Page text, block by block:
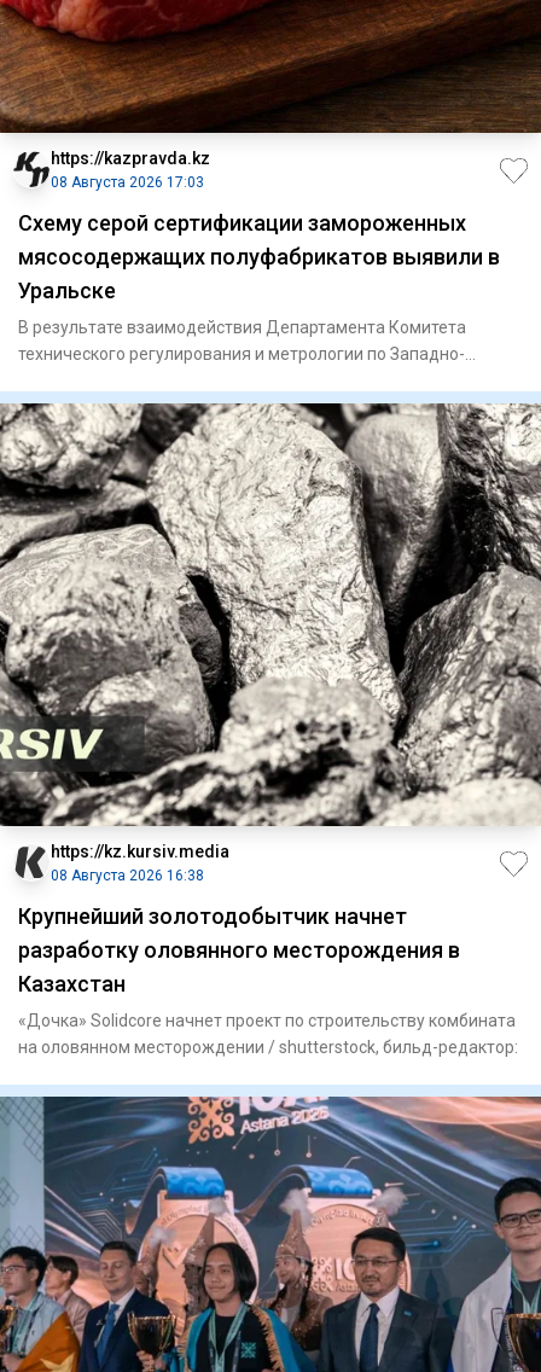
https://kazpravda.kz
08 Августа 2026 17:03
Схему серой сертификации замороженных
мясосодержащих полуфабрикатов выявили в
Уральске
В результате взаимодействия Департамента Комитета
технического регулирования и метрологии по Западно-
https://kz.kursiv.media
08 Августа 2026 16:38
Крупнейший золотодобытчик начнет
разработку оловянного месторождения в
Казахстан
«Дочка» Solidcore начнет проект по строительству комбината
на оловянном месторождении / shutterstock, бильд-редактор: